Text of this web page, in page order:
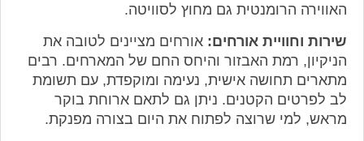
האווירה הרומנטית גם מחוץ לסוויטה.
שירות וחוויית אורחים: אורחים מציינים לטובה את
הניקיון, רמת האבזור והיחס החם של המארחים. רבים
מתארים תחושה אישית, נעימה ומוקפדת, עם תשומת
לב לפרטים הקטנים. ניתן גם לתאם ארוחת בוקר
מראש, למי שרוצה לפתוח את היום בצורה מפנקת.